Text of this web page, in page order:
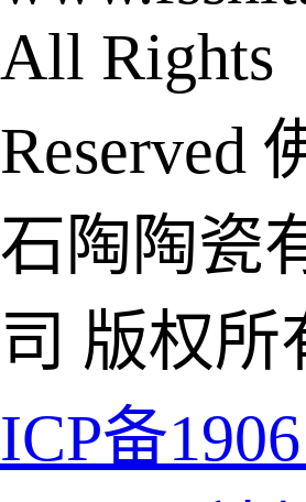
All Rights
Reserved
石陶陶瓷
司 版权所
ICP备